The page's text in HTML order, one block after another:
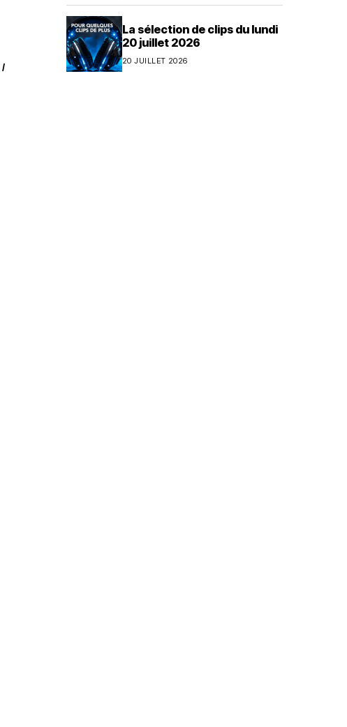
/
La sélection de clips du lundi
20 juillet 2026
20 JUILLET 2026